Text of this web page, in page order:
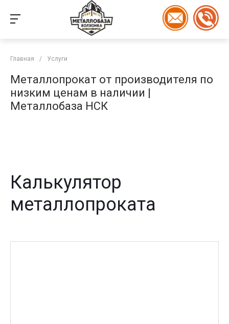
Главная / Услуги
Металлопрокат от производителя по
низким ценам в наличии |
Металлобаза НСК
Калькулятор
металлопроката